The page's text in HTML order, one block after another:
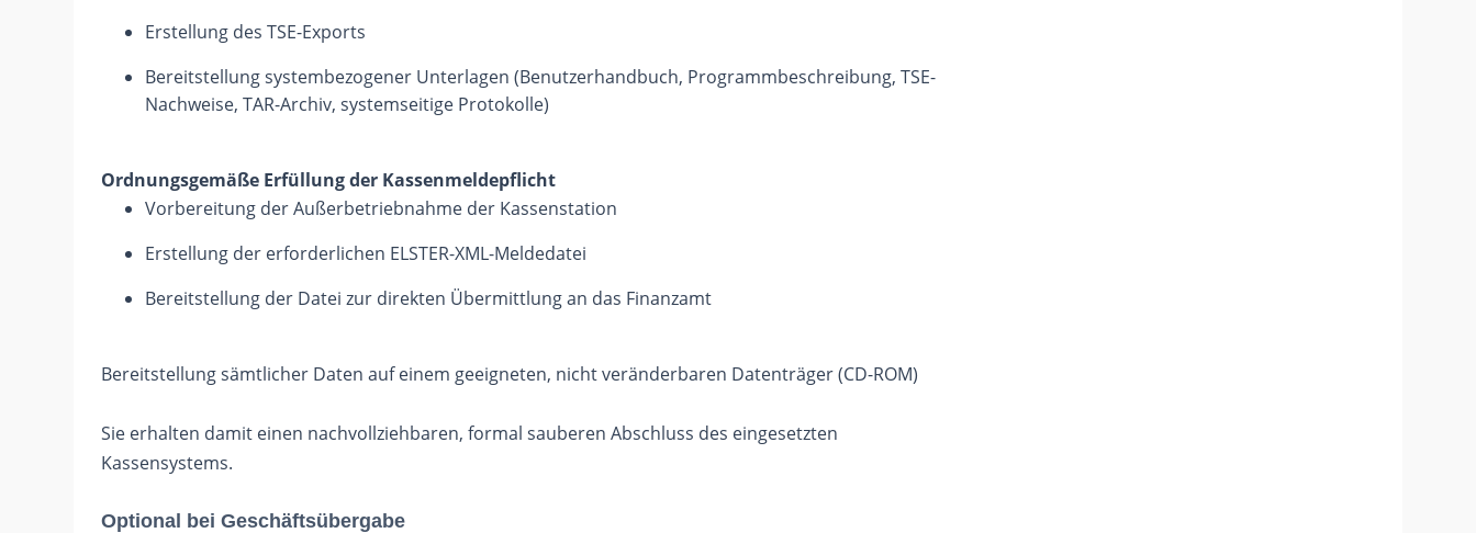
Erstellung des TSE-Exports
Bereitstellung systembezogener Unterlagen (Benutzerhandbuch, Programmbeschreibung, TSE-
Nachweise, TAR-Archiv, systemseitige Protokolle)
Ordnungsgemäße Erfüllung der Kassenmeldepflicht
Vorbereitung der Außerbetriebnahme der Kassenstation
Erstellung der erforderlichen ELSTER-XML-Meldedatei
Bereitstellung der Datei zur direkten Übermittlung an das Finanzamt
Bereitstellung sämtlicher Daten auf einem geeigneten, nicht veränderbaren Datenträger (CD-ROM)
Sie erhalten damit einen nachvollziehbaren, formal sauberen Abschluss des eingesetzten
Kassensystems.
Optional bei Geschäftsübergabe